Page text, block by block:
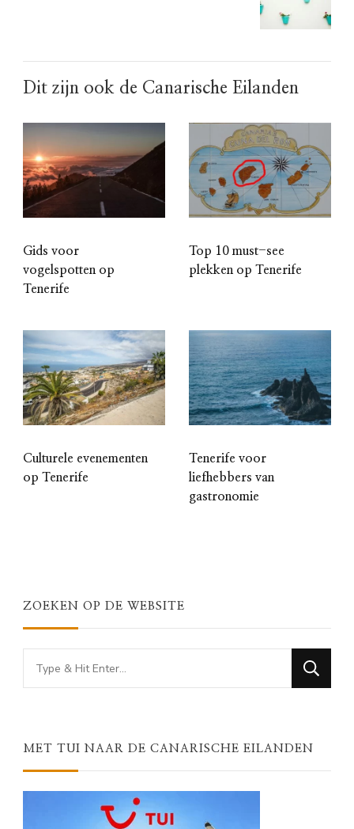
Dit zijn ook de Canarische Eilanden
Gids voor
vogelspotten op
Tenerife
Top 10 must-see
plekken op Tenerife
Culturele evenementen
op Tenerife
Tenerife voor
liefhebbers van
gastronomie
ZOEKEN OP DE WEBSITE
Looking
for
MET TUI NAAR DE CANARISCHE EILANDEN